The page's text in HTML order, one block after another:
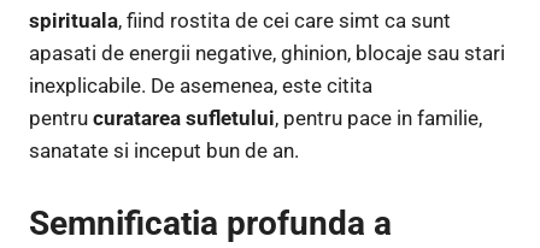
spirituala, fiind rostita de cei care simt ca sunt
apasati de energii negative, ghinion, blocaje sau stari
inexplicabile. De asemenea, este citita
pentru curatarea sufletului, pentru pace in familie,
sanatate si inceput bun de an.
Semnificatia profunda a